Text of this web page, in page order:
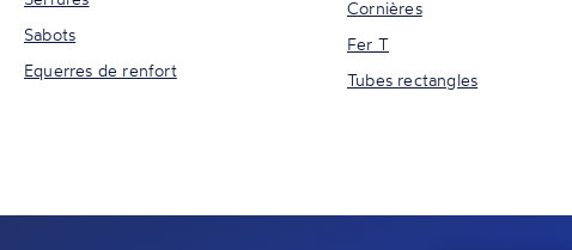
Sabots
Equerres de renfort
Cornières
Fer T
Tubes rectangles